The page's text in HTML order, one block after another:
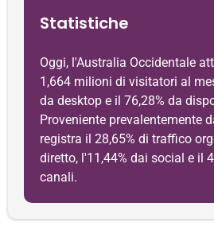
Statistiche
Oggi, l'Australia Occidentale
1,664 milioni di visitatori al
da desktop e il 76,28% da
Proveniente prevalentemente
registra il 28,65% di traffico
diretto, l'11,44% dai social e il
canali.